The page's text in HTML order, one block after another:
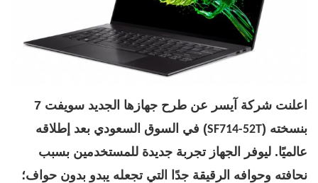
اعلنت شركة آيسر عن طرح جهازها الجديد سويفت 7
بنسخته (SF714-52T) في السوق السعودي بعد إطلاقه
عالميًا. ليوفر الجهاز تجربة جديدة للمستخدمين بسبب
نحافته وحوافه الرقيقة جدًا التي تجعله يبدو بدون حواف؛